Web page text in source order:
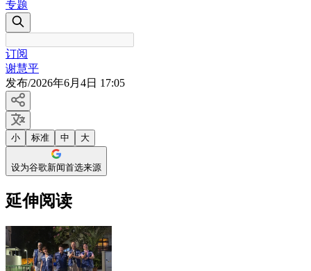
专题
订阅
谢慧平
发布/2026年6月4日 17:05
小 标准 中 大
设为谷歌新闻首选来源
延伸阅读